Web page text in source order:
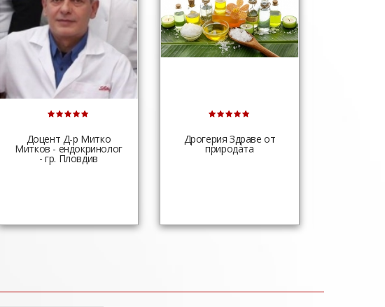
Доцент Д-р Митко
Митков - ендокринолог
- гр. Пловдив
Дрогерия Здраве от
природата